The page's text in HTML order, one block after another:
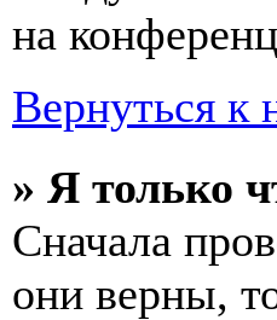
на
Вернуться к
» Я только
Сначала
они верны,